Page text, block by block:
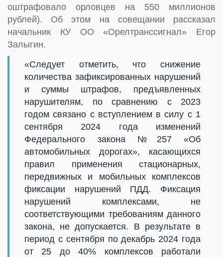
оштрафовало орловцев на 550 миллионов
рублей). Об этом на совещании рассказал
начальник КУ ОО «Орелтранссигнал» Егор
Залыгин.
«Следует отметить, что снижение
количества зафиксированных нарушений
и суммы штрафов, предъявленных
нарушителям, по сравнению с 2023
годом связано с вступлением в силу с 1
сентября 2024 года изменений
Федерального закона №257 «Об
автомобильных дорогах», касающихся
правил применения стационарных,
передвижных и мобильных комплексов
фиксации нарушений ПДД. Фиксация
нарушений комплексами, не
соответствующими требованиям данного
закона, не допускается. В результате в
период с сентября по декабрь 2024 года
от 25 до 40% комплексов работали